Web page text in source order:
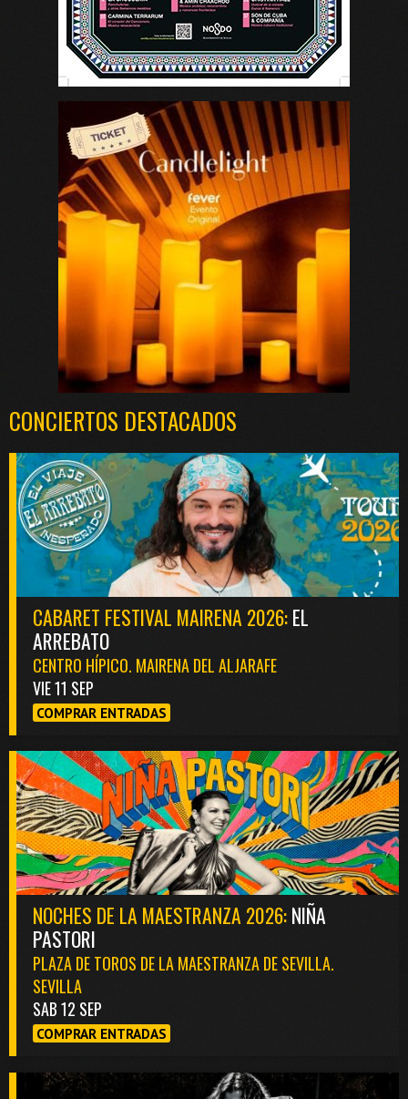
CONCIERTOS DESTACADOS
CABARET FESTIVAL MAIRENA 2026:EL
ARREBATO
CENTRO HÍPICO. MAIRENA DEL ALJARAFE
VIE 11 SEP
COMPRAR ENTRADAS
NOCHES DE LA MAESTRANZA 2026:NIÑA
PASTORI
PLAZA DE TOROS DE LA MAESTRANZA DE SEVILLA.
SEVILLA
SAB 12 SEP
COMPRAR ENTRADAS